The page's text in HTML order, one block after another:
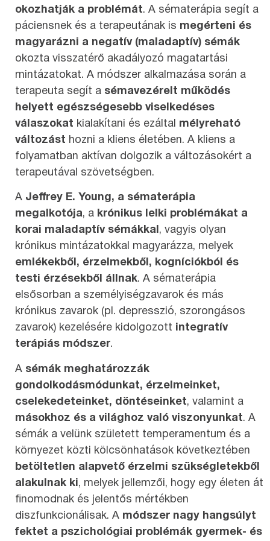
okozhatják a problémát. A sématerápia segít a
páciensnek és a terapeutának is megérteni és
magyarázni a negatív (maladaptív) sémák
okozta visszatérő akadályozó magatartási
mintázatokat. A módszer alkalmazása során a
terapeuta segít a sémavezérelt működés
helyett egészségesebb viselkedéses
válaszokat kialakítani és ezáltal mélyreható
változást hozni a kliens életében. A kliens a
folyamatban aktívan dolgozik a változásokért a
terapeutával szövetségben.
A Jeffrey E. Young, a sématerápia
megalkotója, a krónikus lelki problémákat a
korai maladaptív sémákkal , vagyis olyan
krónikus mintázatokkal magyarázza, melyek
emlékekből, érzelmekből, kogníciókból és
testi érzésekből állnak. A sématerápia
elsősorban a személyiségzavarok és más
krónikus zavarok (pl. depresszió, szorongásos
zavarok) kezelésére kidolgozott integratív
terápiás módszer.
A sémák meghatározzák
gondolkodásmódunkat, érzelmeinket,
cselekedeteinket, döntéseinket, valamint a
másokhoz és a világhoz való viszonyunkat. A
sémák a velünk született temperamentum és a
környezet közti kölcsönhatások következtében
betöltetlen alapvető érzelmi szükségletekből
alakulnak ki, melyek jellemzői, hogy egy életen át
finomodnak és jelentős mértékben
diszfunkcionálisak. A módszer nagy hangsúlyt
fektet a pszichológiai problémák gyermek- és